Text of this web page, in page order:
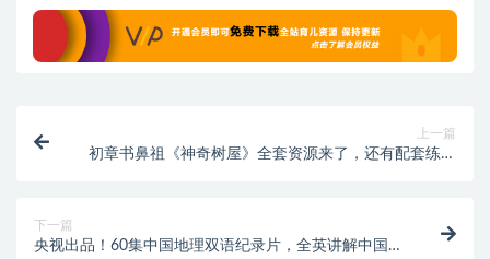
上一篇
初章书鼻祖《神奇树屋》全套资源来了，还有配套练习
下一篇
央视出品！60集中国地理双语纪录片，全英讲解中国最